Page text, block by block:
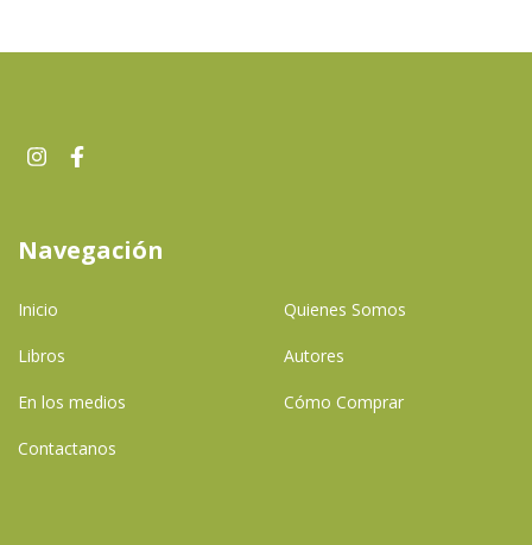
Navegación
Inicio Quienes Somos
Libros Autores
En los medios Cómo Comprar
Contactanos